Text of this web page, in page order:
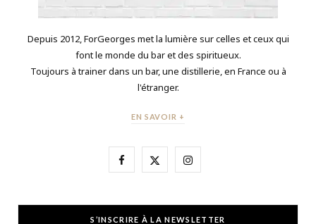
Depuis 2012, ForGeorges met la lumière sur celles et ceux qui
font le monde du bar et des spiritueux.
Toujours à trainer dans un bar, une distillerie, en France ou à
l'étranger.
EN SAVOIR +
F X I
S’INSCRIRE À LA NEWSLETTER